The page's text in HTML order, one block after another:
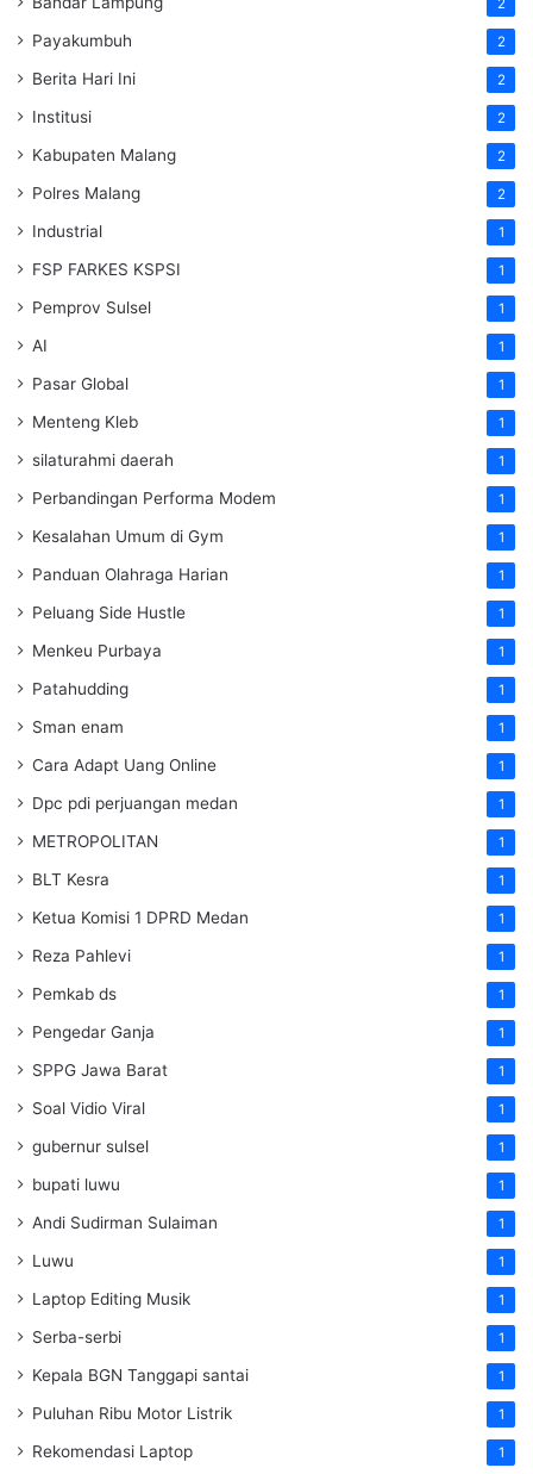
2
Payakumbuh 2
Berita Hari Ini 2
Institusi 2
Kabupaten Malang 2
Polres Malang 2
Industrial 1
FSP FARKES KSPSI 1
Pemprov Sulsel 1
AI 1
Pasar Global 1
Menteng Kleb 1
silaturahmi daerah 1
Perbandingan Performa Modem 1
Kesalahan Umum di Gym 1
Panduan Olahraga Harian 1
Peluang Side Hustle 1
Menkeu Purbaya 1
Patahudding 1
Sman enam 1
Cara Adapt Uang Online 1
Dpc pdi perjuangan medan 1
METROPOLITAN 1
BLT Kesra 1
Ketua Komisi 1 DPRD Medan 1
Reza Pahlevi 1
Pemkab ds 1
Pengedar Ganja 1
SPPG Jawa Barat 1
Soal Vidio Viral 1
gubernur sulsel 1
bupati luwu 1
Andi Sudirman Sulaiman 1
Luwu 1
Laptop Editing Musik 1
Serba-serbi 1
Kepala BGN Tanggapi santai 1
Puluhan Ribu Motor Listrik 1
Rekomendasi Laptop 1